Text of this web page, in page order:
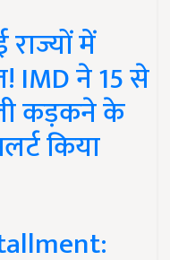
में
IMD ने 15 से
कड़कने के
किया